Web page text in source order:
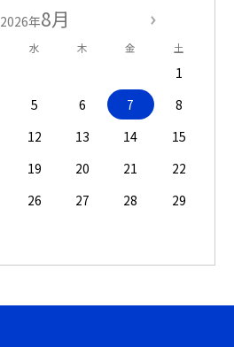
2026年8月
水 木 金 土
1
5 6 7
8
12 13 14
15
19 20 21
22
26 27 28
29